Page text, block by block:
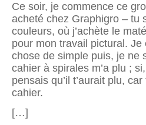
Ce soir, je commence ce
acheté chez Graphigro – tu
couleurs, où j’achète le
pour mon travail pictural.
chose de simple puis, je ne
cahier à spirales m’a plu ;
pensais qu’il t’aurait plu,
cahier.
[…]